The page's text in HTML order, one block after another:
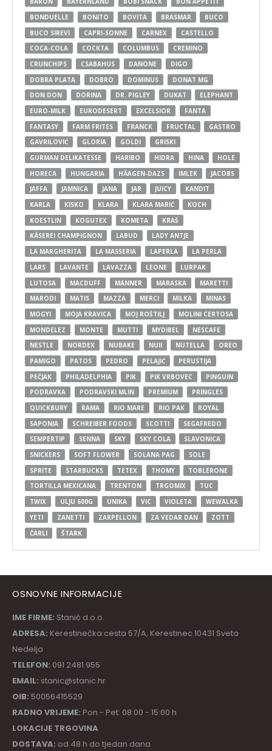
BONDUELLE
BONITO BOVITA BRASMAR
BUCO
BUCO SIREVI
CAPRI-SONNE CARNEX
CASTELLO
COCA-COLA
COCKTA COLUMBUS
CREMINO
CRUNCHIPS
CSABAHUS DANONE
DIGO
DOBRA PLATA
DOBRO DOMINUS
DONAT MG
DON DON
DORINA DR. PIGLEY DUKAT
ELEPHANT
EURO-MILK
EURODESERT EXCELSIOR
FANTA
FANTASY
FARM FRITES FRANCK FRUCTAL
GASTRO
GAVRILOVIĆ
GLORIA GOLDI
GRISKI
GURMAN DELIKATESSE
HARIBO HIDRA HINA
HOLE
HORECA
HUNGARIA HÄAGEN-DAZS IMLEK
JACOBS
JAFFA
JAMNICA JANA JAR JUICY
KANDIT
KARLA
KISKO KLARA KLARA MARIĆ
KOCH
KOESTLIN
KOGUTEX KOMETA
KRAŠ
KÄSEREI CHAMPIGNON
LABUD
LADY ANTJE
LA MARGHERITA
LA MASSERIA LAPERLA
LA PERLA
LARS
LAVANTE LAVAZZA LEONE
LURPAK
LUTOSA
MACDUFF MANNER MARASKA
MARETTI
MARODI
MATIS MAZZA MERCI MILKA
MINAS
MOGYI
MOJA KRAVICA MOJ ROŠTILJ
MOLINI CERTOSA
MONDELEZ
MONTE MUTTI MYDIBEL
NESCAFE
NESTLE
NORDEX NUBAKE NUII NUTELLA
OREO
PAMIGO
PATOS PEDRO PELAJIĆ
PERUSTIJA
PEČJAK
PHILADELPHIA PIK PIK VRBOVEC
PINGUIN
PODRAVKA
PODRAVSKI MLIN PREMIUM
PRINGLES
QUICKBURY
RAMA RIO MARE RIO PAK
ROYAL
SAPONIA
SCHREIBER FOODS SCOTTI
SEGAFREDO
SEMPERTIP
SENNA SKY SKY COLA
SLAVONICA
SNICKERS
SOFT FLOWER SOLANA PAG
SOLE
SPRITE
STARBUCKS TETEX THOMY
TOBLERONE
TORTILLA MEXICANA
TRENTON TRGOMIX
TUC
TWIX
ULJU 600G UNIKA VIC VIOLETA
WEWALKA
YETI
ZANETTI ZARPELLON ZA VEDAR DAN
ZOTT
ČARLI
ŠTARK
OSNOVNE INFORMACIJE
IME FIRME: Stanić d.o.o.
ADRESA: Kerestinečka cesta 57/A, Kerestinec 10431 Sveta
Nedelja
TELEFON: 091 2481 955
EMAIL: stanic@stanic.hr
OIB: 50056415529
RADNO VRIJEME: Pon - Pet: 08:00 - 15:00 h
LOKACIJE TRGOVINA
DOSTAVA: od 48 h do tjedan dana